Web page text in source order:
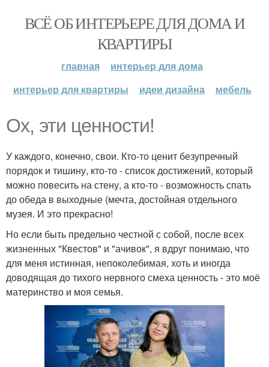
ВСЁ ОБ ИНТЕРЬЕРЕ ДЛЯ ДОМА И
КВАРТИРЫ
главная
интерьер для дома
интерьер для квартиры
идеи дизайна мебель
Ох, эти ценности!
У каждого, конечно, свои. Кто-то ценит безупречный
порядок и тишину, кто-то - список достижений, который
можно повесить на стену, а кто-то - возможность спать
до обеда в выходные (мечта, достойная отдельного
музея. И это прекрасно!
Но если быть предельно честной с собой, после всех
жизненных "Квестов" и "ачивок", я вдруг понимаю, что
для меня истинная, непоколебимая, хоть и иногда
доводящая до тихого нервного смеха ценность - это моё
материнство и моя семья.